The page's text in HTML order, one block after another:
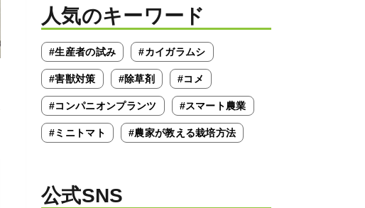
人気のキーワード
#生産者の試み #カイガラムシ
#害獣対策 #除草剤 #コメ
#コンパニオンプランツ #スマート農業
#ミニトマト #農家が教える栽培方法
公式SNS